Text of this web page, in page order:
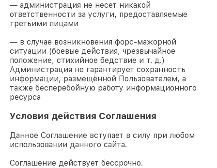
— администрация не несет никакой
ответственности за услуги, предоставляемые
третьими лицами
— в случае возникновения форс-мажорной
ситуации (боевые действия, чрезвычайное
положение, стихийное бедствие и т. д.)
Администрация не гарантирует сохранность
информации, размещённой Пользователем, а
также бесперебойную работу информационного
ресурса
Условия действия Соглашения
Данное Соглашение вступает в силу при любом
использовании данного сайта.
Соглашение действует бессрочно.